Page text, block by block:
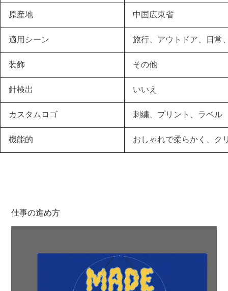
原産地 中国広東省
適用シーン 旅行、アウトドア、日常
装飾 その他
針検出 いいえ
カスタムロゴ 刺繍、プリント、ラベル
機能的 おしゃれで柔らかく、ク
仕事の進め方